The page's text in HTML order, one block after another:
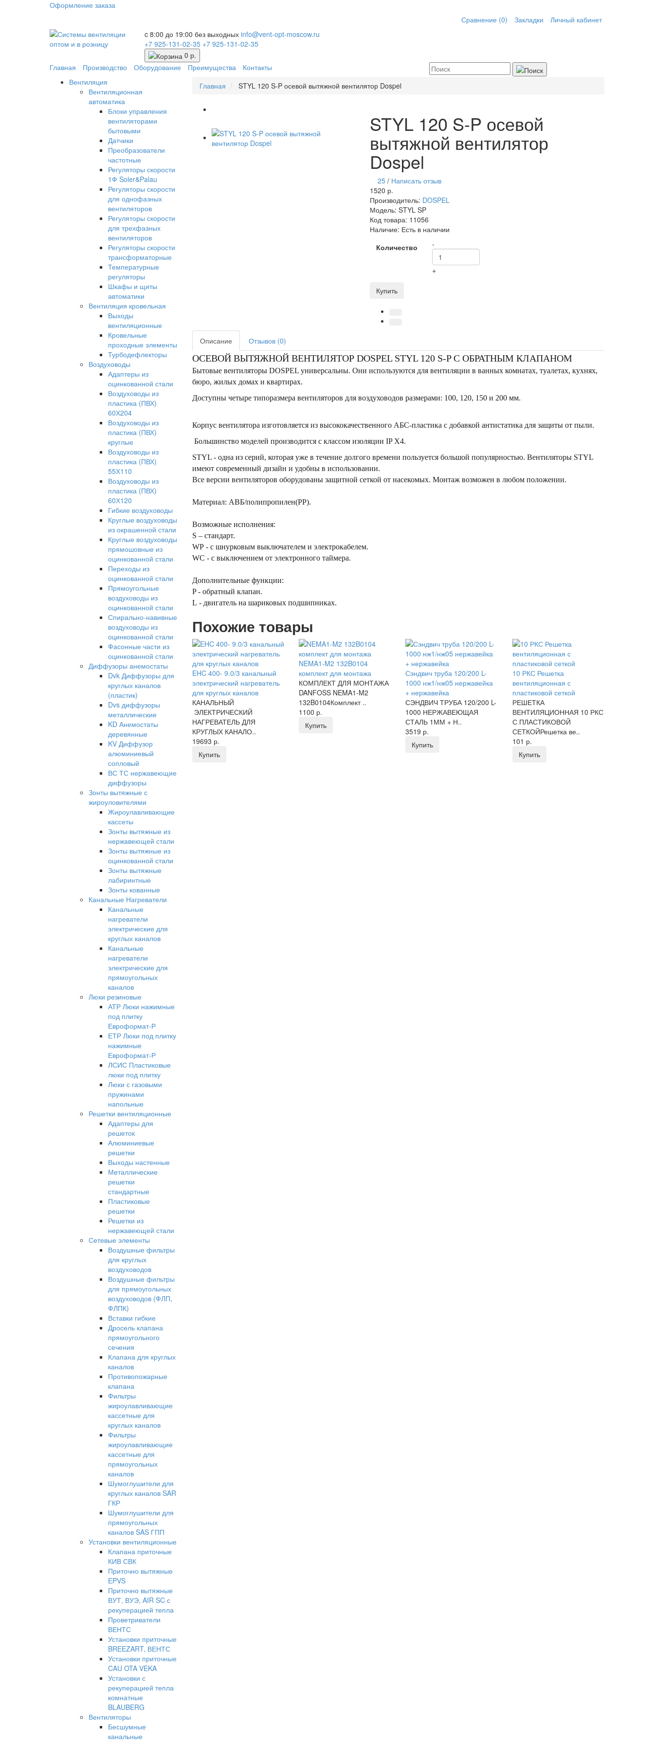
Оформление заказа
Сравнение (0)
Закладки
Личный кабинет
c 8:00 до 19:00 без выходных info@vent-opt-moscow.ru
+7 925-131-02-35 +7 925-131-02-35
0 р.
Главная
Производство Оборудование Преимущества
Контакты
Вентиляция
Вентиляционная
автоматика
Блоки управления
вентиляторами
бытовыми
Датчики
Преобразователи
частотные
Регуляторы скорости
1Ф Soler&Palau
Регуляторы скорости
для однофазных
вентиляторов
Регуляторы скорости
для трехфазных
вентиляторов
Регуляторы скорости
трансформаторные
Температурные
регуляторы
Шкафы и щиты
автоматики
Вентиляция кровельная
Выходы
вентиляционные
Кровельные
проходные элементы
Турбодефлекторы
Воздуховоды
Адаптеры из
оцинкованной стали
Воздуховоды из
пластика (ПВХ)
60Х204
Воздуховоды из
пластика (ПВХ)
круглые
Воздуховоды из
пластика (ПВХ)
55Х110
Воздуховоды из
пластика (ПВХ)
60Х120
Гибкие воздуховоды
Круглые воздуховоды
из окрашенной стали
Круглые воздуховоды
прямошовные из
оцинкованной стали
Переходы из
оцинкованной стали
Прямоугольные
воздуховоды из
оцинкованной стали
Спирально-навивные
воздуховоды из
оцинкованной стали
Фасонные части из
оцинкованной стали
Диффузоры анемостаты
Dvk Диффузоры для
круглых каналов
(пластик)
Dvs диффузоры
металлические
KD Анемостаты
деревянные
KV Диффузор
алюминиевый
сопловый
ВС ТС нержавеющие
диффузоры
Зонты вытяжные с
жироуловителями
Жироулавливающие
кассеты
Зонты вытяжные из
нержавеющей стали
Зонты вытяжные из
оцинкованной стали
Зонты вытяжные
лабиринтные
Зонты кованные
Канальные Нагреватели
Канальные
нагреватели
электрические для
круглых каналов
Канальные
нагреватели
электрические для
прямоугольных
каналов
Люки резиновые
АТР Люки нажимные
под плитку
Евроформат-Р
ЕТР Люки под плитку
нажимные
Евроформат-Р
ЛСИС Пластиковые
люки под плитку
Люки с газовыми
пружинами
напольные
Решетки вентиляционные
Адаптеры для
решеток
Алюминиевые
решетки
Выходы настенные
Металлические
решетки
стандартные
Пластиковые
решетки
Решетки из
нержавеющей стали
Сетевые элементы
Воздушные фильтры
для круглых
воздуховодов
Воздушные фильтры
для прямоугольных
воздуховодов (ФЛП,
ФЛПК)
Вставки гибкие
Дросель клапана
прямоугольного
сечения
Клапана для круглых
каналов
Противопожарные
клапана
Фильтры
жироулавливающие
кассетные для
круглых каналов
Фильтры
жироулавливающие
кассетные для
прямоугольных
каналов
Шумоглушители для
круглых каналов SAR
ГКР
Шумоглушители для
прямоугольных
каналов SAS ГПП
Установки вентиляционные
Клапана приточные
КИВ СВК
Приточно вытяжные
EPVS
Приточно вытяжные
ВУТ, ВУЭ, AIR SC с
рекуперацией тепла
Проветриватели
ВЕНТС
Установки приточные
BREEZART, ВЕНТС
Установки приточные
CAU OTA VEKA
Установки с
рекуперацией тепла
комнатные
BLAUBERG
Вентиляторы
Бесшумные
канальные
Главная STYL 120 S-P осевой вытяжной вентилятор Dospel
STYL 120 S-P осевой
вытяжной вентилятор
Dospel
25 / Написать отзыв
1520 р.
Производитель: DOSPEL
Модель:STYL SP
Код товара: 11056
Наличие: Есть в наличии
Количество
-
+
Купить
Описание Отзывов (0)
ОСЕВОЙ ВЫТЯЖНОЙ ВЕНТИЛЯТОР DOSPEL STYL 120 S-P С ОБРАТНЫМ КЛАПАНОМ
Бытовые вентиляторы DOSPEL универсальны. Они используются для вентиляции в ванных комнатах, туалетах, кухнях,
бюро, жилых домах и квартирах.
Доступны четыре типоразмера вентиляторов для воздуховодов размерами: 100, 120, 150 и 200 мм.
Корпус вентилятора изготовляется из высококачественного АБС-пластика с добавкой антистатика для защиты от пыли.
Большинство моделей производится с классом изоляции IP Х4.
STYL - одна из серий, которая уже в течение долгого времени пользуется большой популярностью. Вентиляторы STYL
имеют современный дизайн и удобны в использовании.
Все версии вентиляторов оборудованы защитной сеткой от насекомых. Монтаж возможен в любом положении.
Материал: АВБ/полипропилен(РР).
Возможные исполнения:
S – стандарт.
WP - с шнурковым выключателем и электрокабелем.
WC - с выключением от электронного таймера.
Дополнительные функции:
P - обратный клапан.
L - двигатель на шариковых подшипниках.
Похожие товары
EHC 400- 9.0/3 канальный
электрический нагреватель
для круглых каналов
КАНАЛЬНЫЙ
ЭЛЕКТРИЧЕСКИЙ
НАГРЕВАТЕЛЬ ДЛЯ
КРУГЛЫХ КАНАЛО..
19693 р.
Купить
NEMA1-M2 132B0104
комплект для монтажа
КОМПЛЕКТ ДЛЯ МОНТАЖА
DANFOSS NEMA1-M2
132B0104Комплект ..
1100 р.
Купить
Сэндвич труба 120/200 L-
1000 нж1/нж05 нержавейка
+ нержавейка
СЭНДВИЧ ТРУБА 120/200 L-
1000 НЕРЖАВЕЮЩАЯ
СТАЛЬ 1ММ + Н..
3519 р.
Купить
10 РКС Решетка
вентиляционная с
пластиковой сеткой
РЕШЕТКА
ВЕНТИЛЯЦИОННАЯ 10 РКС
С ПЛАСТИКОВОЙ
СЕТКОЙРешетка ве..
101 р.
Купить